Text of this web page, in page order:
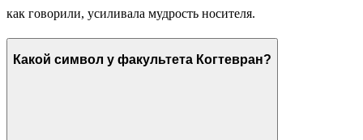
как говорили, усиливала мудрость носителя.
Какой символ у факультета Когтевран?